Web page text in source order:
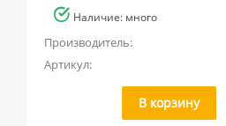
Наличие: много
Производитель:
Артикул:
В корзину